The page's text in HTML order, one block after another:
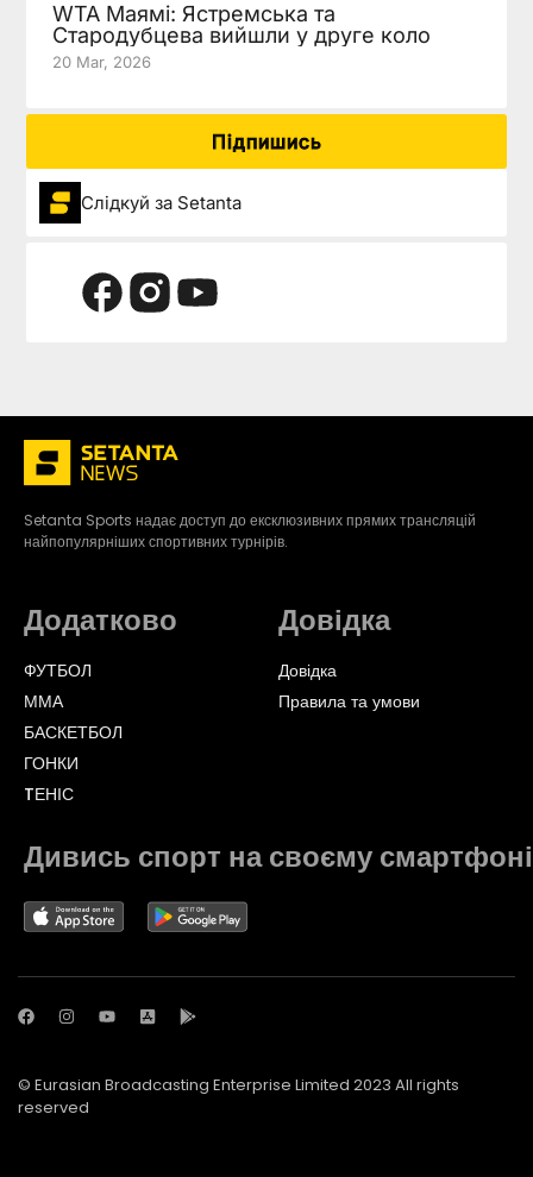
WTA Маямі: Ястремська та
Стародубцева вийшли у друге коло
20 Mar, 2026
Підпишись
Слідкуй за Setanta
Setanta Sports надає доступ до ексклюзивних прямих трансляцій
найпопулярніших спортивних турнірів.
Додатково
ФУТБОЛ
ММА
БАСКЕТБОЛ
ГОНКИ
TЕНІС
Довідка
Довідка
Правила та умови
Дивись спорт на своєму смартфоні
© Eurasian Broadcasting Enterprise Limited 2023 All rights
reserved